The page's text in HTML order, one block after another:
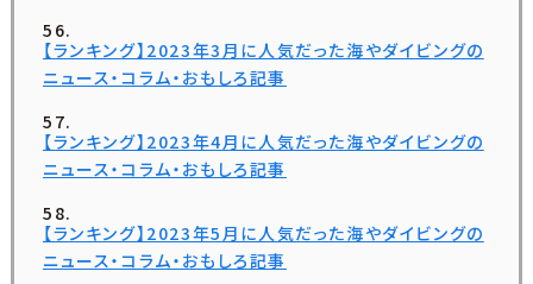
【ランキング】2023年3月に人気だった海やダイビングの
ニュース・コラム・おもしろ記事
【ランキング】2023年4月に人気だった海やダイビングの
ニュース・コラム・おもしろ記事
【ランキング】2023年5月に人気だった海やダイビングの
ニュース・コラム・おもしろ記事